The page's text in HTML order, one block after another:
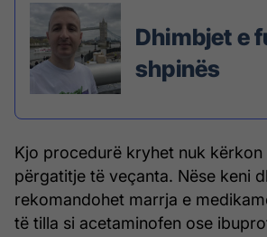
Dhimbjet e
shpinës
Kjo procedurë kryhet nuk kërkon
përgatitje të veçanta. Nëse keni
rekomandohet marrja e
të tilla si acetaminofen ose